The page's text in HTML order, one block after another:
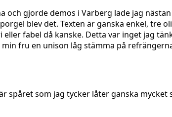
och gjorde demos i Varberg lade jag
blev det. Texten är ganska enkel, tre
fabel då kanske. Detta var inget jag
fru en unison låg stämma på
spåret som jag tycker låter ganska mycket